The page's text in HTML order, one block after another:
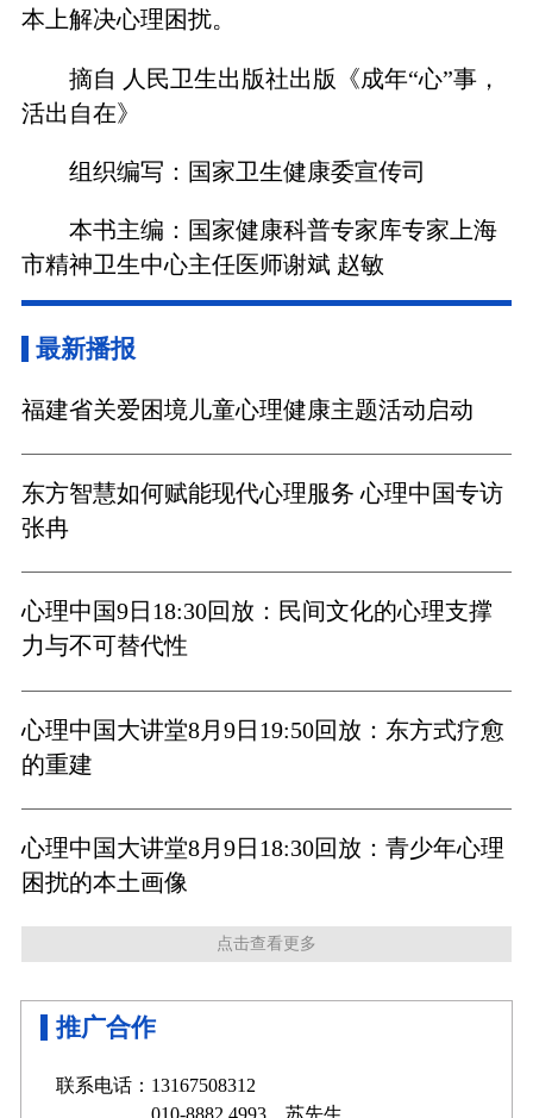
本上解决心理困扰。
摘自 人民卫生出版社出版《成年“心”事，
活出自在》
组织编写：国家卫生健康委宣传司
本书主编：国家健康科普专家库专家上海
市精神卫生中心主任医师谢斌 赵敏
最新播报
福建省关爱困境儿童心理健康主题活动启动
东方智慧如何赋能现代心理服务 心理中国专访
张冉
心理中国9日18:30回放：民间文化的心理支撑
力与不可替代性
心理中国大讲堂8月9日19:50回放：东方式疗愈
的重建
心理中国大讲堂8月9日18:30回放：青少年心理
困扰的本土画像
点击查看更多
推广合作
联系电话：13167508312
010-8882 4993 苏先生